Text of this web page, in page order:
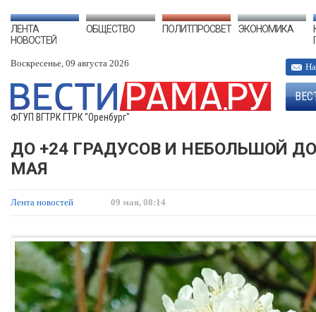
ЛЕНТА
НОВОСТЕЙ
ОБЩЕСТВО ПОЛИТПРОСВЕТ ЭКОНОМИКА
Воскресенье, 09 августа 2026
ФГУП ВГТРК ГТРК "Оренбург"
ДО +24 ГРАДУСОВ И НЕБОЛЬШОЙ
МАЯ
Лента новостей 09 мая, 08:14